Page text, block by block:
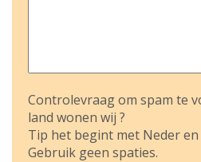
Controlevraag om spam te
land wonen wij ?
Tip het begint met Neder
Gebruik geen spaties.